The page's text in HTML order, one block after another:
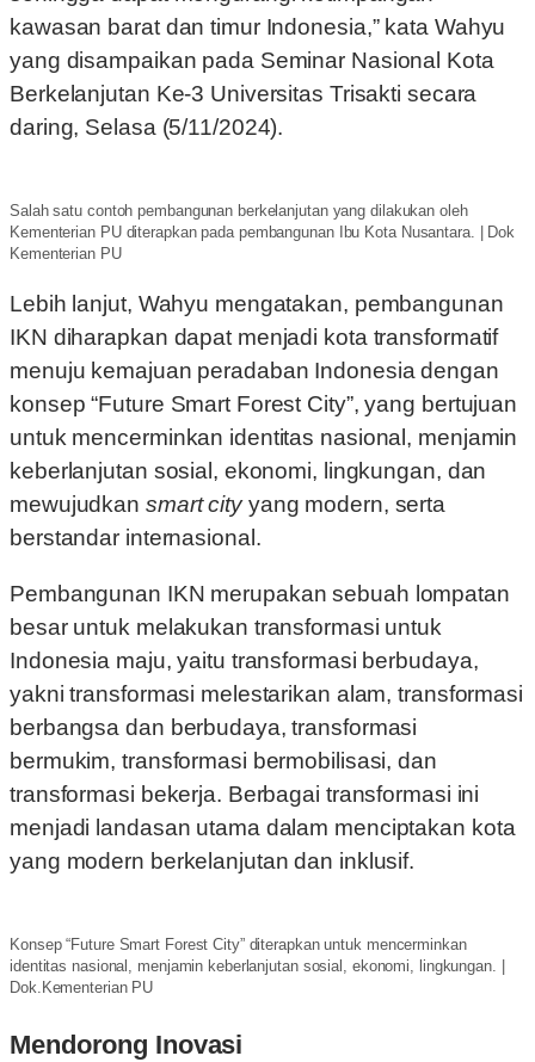
kawasan barat dan timur Indonesia,” kata Wahyu
yang disampaikan pada Seminar Nasional Kota
Berkelanjutan Ke-3 Universitas Trisakti secara
daring, Selasa (5/11/2024).
Salah satu contoh pembangunan berkelanjutan yang dilakukan oleh
Kementerian PU diterapkan pada pembangunan Ibu Kota Nusantara. | Dok
Kementerian PU
Lebih lanjut, Wahyu mengatakan, pembangunan
IKN diharapkan dapat menjadi kota transformatif
menuju kemajuan peradaban Indonesia dengan
konsep “Future Smart Forest City”, yang bertujuan
untuk mencerminkan identitas nasional, menjamin
keberlanjutan sosial, ekonomi, lingkungan, dan
mewujudkan smart cityyang modern, serta
berstandar internasional.
Pembangunan IKN merupakan sebuah lompatan
besar untuk melakukan transformasi untuk
Indonesia maju, yaitu transformasi berbudaya,
yakni transformasi melestarikan alam, transformasi
berbangsa dan berbudaya, transformasi
bermukim, transformasi bermobilisasi, dan
transformasi bekerja. Berbagai transformasi ini
menjadi landasan utama dalam menciptakan kota
yang modern berkelanjutan dan inklusif.
Konsep “Future Smart Forest City” diterapkan untuk mencerminkan
identitas nasional, menjamin keberlanjutan sosial, ekonomi, lingkungan. |
Dok.Kementerian PU
Mendorong Inovasi